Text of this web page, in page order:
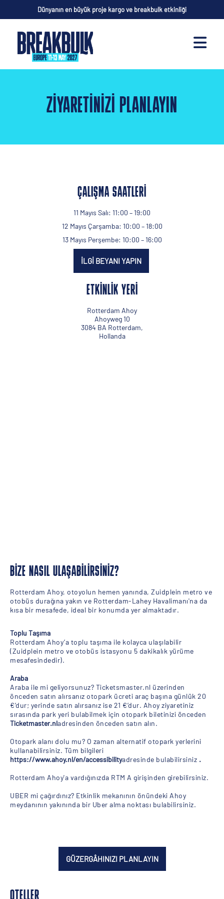
Dünyanın en büyük proje kargo ve breakbulk etkinliği
ZIYARETINIZI PLANLAYIN
ÇALIŞMA SAATLERI
11 Mayıs Salı: 11:00 – 19:00
12 Mayıs Çarşamba: 10:00 – 18:00
13 Mayıs Perşembe: 10:00 – 16:00
İLGI BEYANI YAPIN
ETKINLIK YERI
Rotterdam Ahoy
Ahoyweg 10
3084 BA Rotterdam,
Hollanda
BIZE NASIL ULAŞABILIRSINIZ?
Rotterdam Ahoy, otoyolun hemen yanında, Zuidplein metro ve
otobüs durağına yakın ve Rotterdam-Lahey Havalimanı'na da
kısa bir mesafede, ideal bir konumda yer almaktadır.
Toplu Taşıma
Rotterdam Ahoy’a toplu taşıma ile kolayca ulaşılabilir
(Zuidplein metro ve otobüs istasyonu 5 dakikalık yürüme
mesafesindedir).
Araba
Araba ile mi geliyorsunuz? Ticketsmaster.nl üzerinden
önceden satın alırsanız otopark ücreti araç başına günlük 20
€’dur; yerinde satın alırsanız ise 21 €’dur. Ahoy ziyaretiniz
sırasında park yeri bulabilmek için otopark biletinizi önceden
Ticketmaster.nladresinden önceden satın alın.
Otopark alanı dolu mu? O zaman alternatif otopark yerlerini
kullanabilirsiniz. Tüm bilgileri
https://www.ahoy.nl/en/accessibilityadresinde bulabilirsiniz .
Rotterdam Ahoy'a vardığınızda RTM A girişinden girebilirsiniz.
UBER mi çağırdınız? Etkinlik mekanının önündeki Ahoy
meydanının yakınında bir Uber alma noktası bulabilirsiniz.
GÜZERGÂHINIZI PLANLAYIN